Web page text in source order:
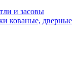
и засовы
кованые, дверные